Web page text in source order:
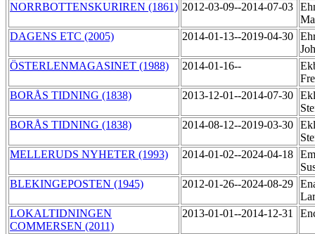
NORRBOTTENSKURIREN (1861) 2012-03-09--2014-07-03
DAGENS ETC (2005)
2014-01-13--2019-04-30
ÖSTERLENMAGASINET (1988)
2014-01-16--
BORÅS TIDNING (1838)
2013-12-01--2014-07-30
BORÅS TIDNING (1838)
2014-08-12--2019-03-30
MELLERUDS NYHETER (1993)
2014-01-02--2024-04-18
BLEKINGEPOSTEN (1945)
2012-01-26--2024-08-29
LOKALTIDNINGEN
COMMERSEN (2011)
2013-01-01--2014-12-31